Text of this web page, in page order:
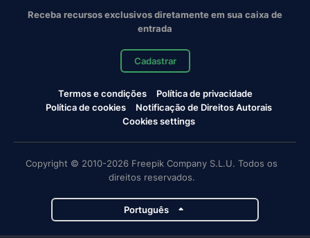
Receba recursos exclusivos diretamente em sua caixa de
entrada
Cadastrar
Termos e condições
Política de privacidade
Política de cookies
Notificação de Direitos Autorais
Cookies settings
Copyright © 2010-2026 Freepik Company S.L.U. Todos os
direitos reservados.
Português